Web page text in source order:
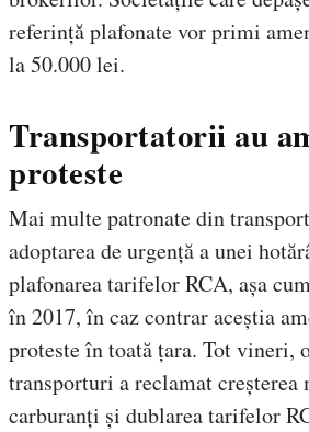
referință plafonate vor primi
la 50.000 lei.
Transportatorii au
proteste
Mai multe patronate din
adoptarea de urgență a unei
plafonarea tarifelor RCA, așa
în 2017, în caz contrar aceștia
proteste în toată țara. Tot vineri,
transporturi a reclamat
carburanți și dublarea tarifelor